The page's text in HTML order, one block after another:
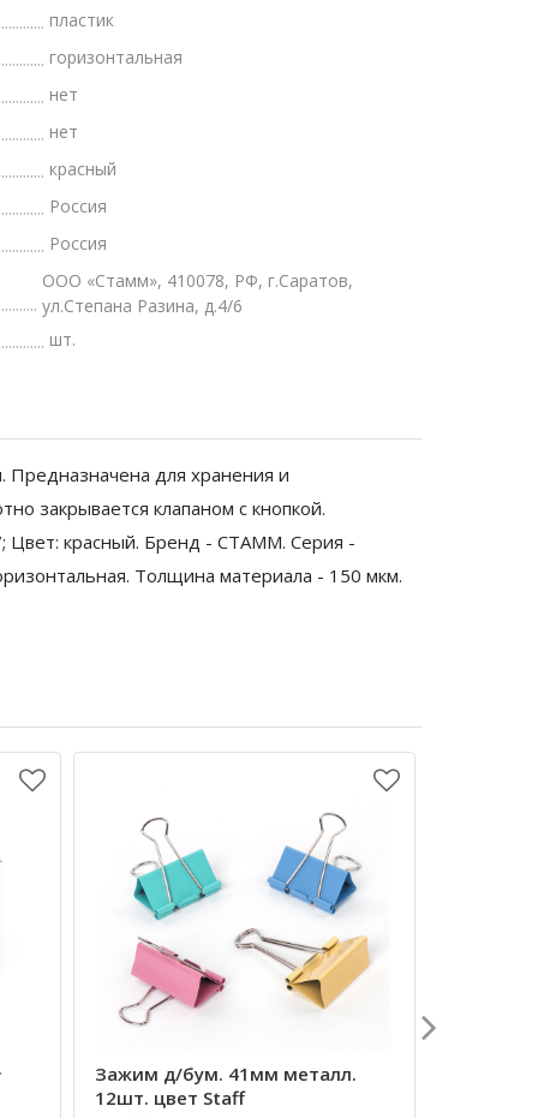
пластик
горизонтальная
нет
нет
красный
Россия
Россия
ООО «Стамм», 410078, РФ, г.Саратов,
ул.Степана Разина, д.4/6
шт.
для хранения и
закрывается клапаном с кнопкой.
Цвет: красный. Бренд - СТАММ. Серия -
Толщина материала - 150 мкм.
Зажим д/бум. 41мм металл.
12шт. цвет Staff